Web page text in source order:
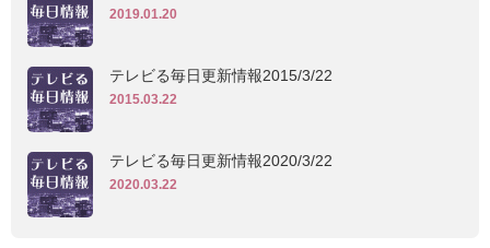
2019.01.20
テレビる毎日更新情報2015/3/22
2015.03.22
テレビる毎日更新情報2020/3/22
2020.03.22